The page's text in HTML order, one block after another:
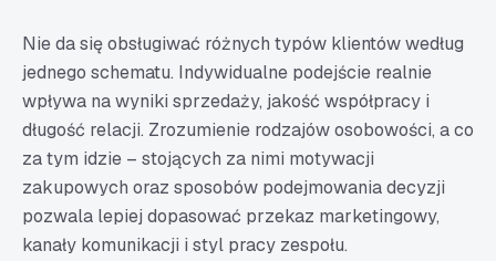
Nie da się obsługiwać różnych typów klientów według
jednego schematu. Indywidualne podejście realnie
wpływa na wyniki sprzedaży, jakość współpracy i
długość relacji. Zrozumienie rodzajów osobowości, a co
za tym idzie – stojących za nimi motywacji
zakupowych oraz sposobów podejmowania decyzji
pozwala lepiej dopasować przekaz marketingowy,
kanały komunikacji i styl pracy zespołu.